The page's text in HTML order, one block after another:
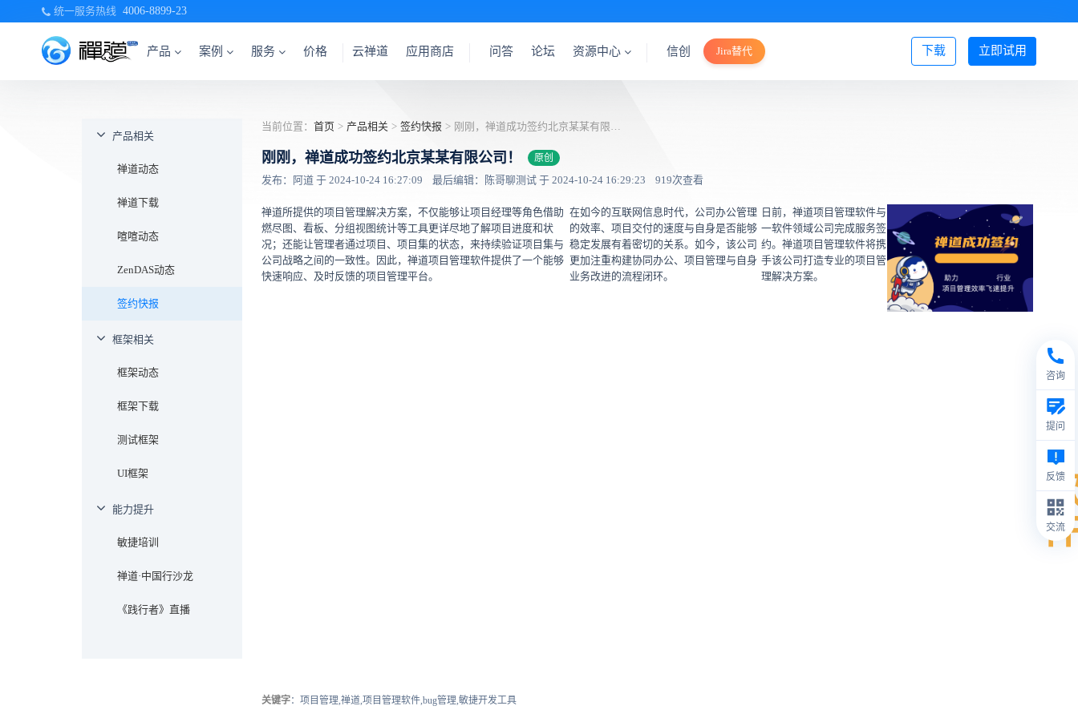
统一服务热线 4006-8899-23
产品 案例 服务 价格 立即试用
下载
云禅道 应用商店 问答 论坛 资源中心 信创 Jira替代 登录/注册
产品相关
禅道动态
禅道下载
喧喧动态
ZenDAS动态
签约快报
框架相关
框架动态
框架下载
测试框架
UI框架
能力提升
敏捷培训
禅道·中国行沙龙
《践行者》直播
当前位置： 首页 > 产品相关 > 签约快报 > 刚刚，禅道成功签约北京某某有限公司！
刚刚，禅道成功签约北京某某有限公司！ 原创
发布：阿道 于 2024-10-24 16:27:09 最后编辑：陈哥聊测试 于 2024-10-24 16:29:23 919次查看
日前，禅道项目管理软件与
一软件领域公司完成服务签
约。禅道项目管理软件将携
手该公司打造专业的项目管
理解决方案。
在如今的互联网信息时代，公司办公管理
的效率、项目交付的速度与自身是否能够
稳定发展有着密切的关系。如今，该公司
更加注重构建协同办公、项目管理与自身
业务改进的流程闭环。
禅道所提供的项目管理解决方案，不仅能够让项目经理等角色借助
燃尽图、看板、分组视图统计等工具更详尽地了解项目进度和状
况；还能让管理者通过项目、项目集的状态，来持续验证项目集与
公司战略之间的一致性。因此，禅道项目管理软件提供了一个能够
快速响应、及时反馈的项目管理平台。
关键字：项目管理,禅道,项目管理软件,bug管理,敏捷开发工具
咨询
提问
反馈
交流